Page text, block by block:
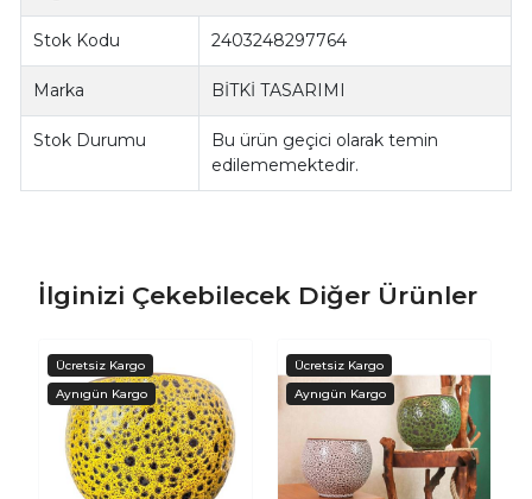
Stok Kodu 2403248297764
Marka BİTKİ TASARIMI
Stok Durumu
Bu ürün geçici olarak temin
edilememektedir.
İlginizi Çekebilecek Diğer Ürünler